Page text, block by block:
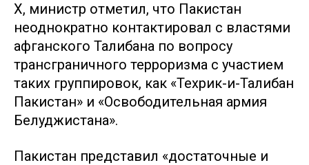
X, министр отметил, что Пакистан
неоднократно контактировал с властями
афганского Талибана по вопросу
трансграничного терроризма с участием
таких группировок, как «Техрик-и-Талибан
Пакистан» и «Освободительная армия
Белуджистана».
Пакистан представил «достаточные и